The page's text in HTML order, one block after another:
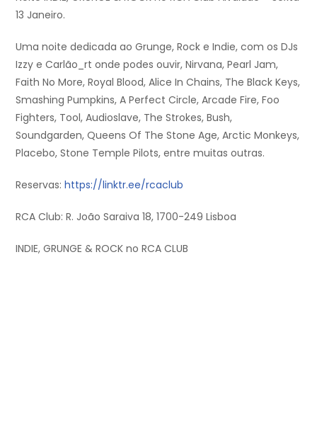
13 Janeiro.
Uma noite dedicada ao Grunge, Rock e Indie, com os DJs
Izzy e Carlão_rt onde podes ouvir, Nirvana, Pearl Jam,
Faith No More, Royal Blood, Alice In Chains, The Black Keys,
Smashing Pumpkins, A Perfect Circle, Arcade Fire, Foo
Fighters, Tool, Audioslave, The Strokes, Bush,
Soundgarden, Queens Of The Stone Age, Arctic Monkeys,
Placebo, Stone Temple Pilots, entre muitas outras.
Reservas: https://linktr.ee/rcaclub
RCA Club: R. João Saraiva 18, 1700-249 Lisboa
INDIE, GRUNGE & ROCK no RCA CLUB